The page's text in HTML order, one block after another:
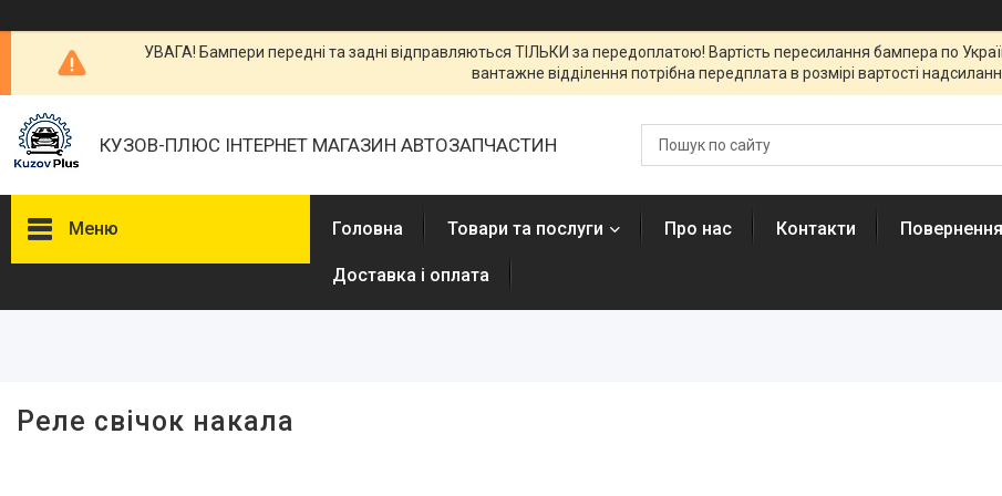
УВАГА! Бампери передні та задні відправляються ТІЛЬКИ за передоплатою! Вартість пересилання бампера по
вантажне відділення потрібна передплата в розмірі вартості
КУЗОВ-ПЛЮС ІНТЕРНЕТ МАГАЗИН АВТОЗАПЧАСТИН
Меню Головна Товари та послуги Про нас Контакти
Доставка і оплата
Реле свічок накала